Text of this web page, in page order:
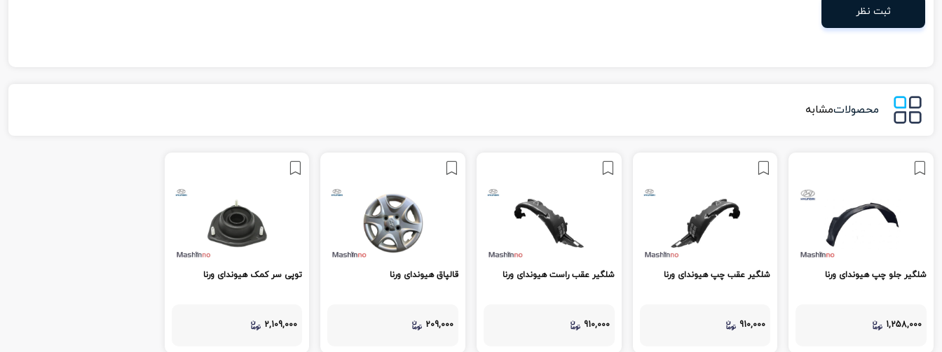
ثبت نظر
محصولاتمشابه
شلگیر جلو چپ هیوندای ورنا
1,258,000
شلگیر عقب چپ هیوندای ورنا
910,000
شلگیر عقب راست هیوندای ورنا
910,000
قالپاق هیوندای ورنا
209,000
توپی سر کمک هیوندای ورنا
2,109,000